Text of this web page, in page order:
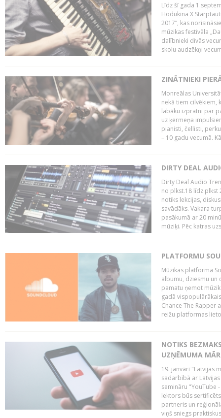
Līdz šī gada
Hodukina X
2017”, kas
mūzikas festivāla
dalībnieki divās
skolu audzēkņi
ZINĀTNIEKI
Monreālas
nekā tiem cilvēkiem,
labāku izpratni par
uz ķermeņa
pianisti, čellisti,
– 10 gadu vecumā.
DIRTY DEAL
Dirty Deal Audio
no plkst.18 līdz plkst
notiks lekcijas,
savādāks. Vakara
pasākumā ar 20
mūziķi. Pēc katras
PLATFORMU
Mūzikas platforma
albumu, dziesmu un
pamatu ņemot
gadā
Chance The Rapper
reižu platformas
NOTIKS
UZŅĒMUMA
19. janvārī "Latvijas
sadarbībā ar
semināru "YouTube
lektors būs
partneris un
viņš sniegs